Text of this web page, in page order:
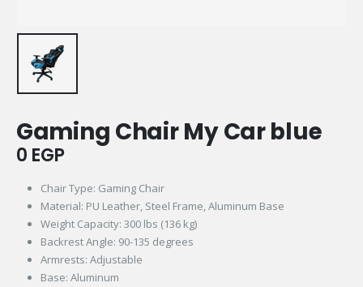
Gaming Chair My Car blue
0 EGP
Chair Type: Gaming Chair
Material: PU Leather, Steel Frame, Aluminum Base
Weight Capacity: 300 lbs (136 kg)
Backrest Angle: 90-135 degrees
Armrests: Adjustable
Base: Aluminum